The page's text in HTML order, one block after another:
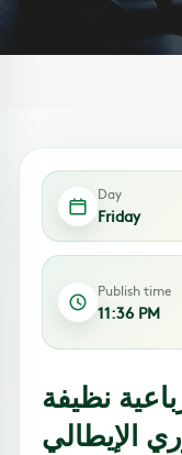
Day
Friday
Publish time
11:36 PM
نظيفة
الإيطالي